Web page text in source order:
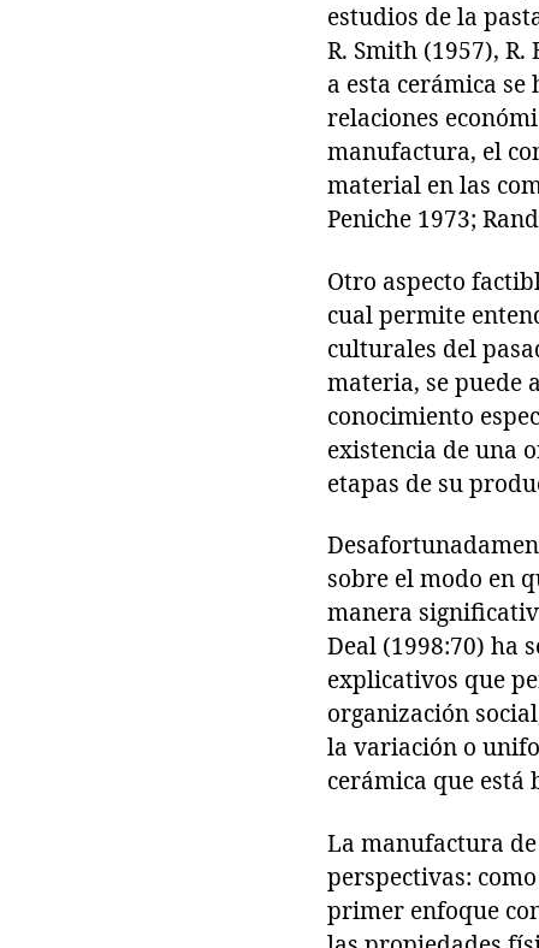
estudios de la
R. Smith (1957),
a esta cerámica
relaciones
manufactura, el
material en las
Peniche 1973;
Otro aspecto
cual permite
culturales del
materia, se puede
conocimiento
existencia de una
etapas de su
sobre el modo en
manera
Deal (1998:70) ha
explicativos que
organización
la variación o
cerámica que está
La manufactura
perspectivas:
primer enfoque